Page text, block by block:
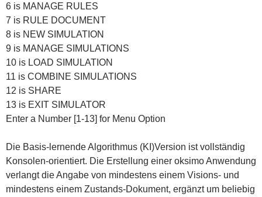
6 is MANAGE RULES
7 is RULE DOCUMENT
8 is NEW SIMULATION
9 is MANAGE SIMULATIONS
10 is LOAD SIMULATION
11 is COMBINE SIMULATIONS
12 is SHARE
13 is EXIT SIMULATOR
Enter a Number [1-13] for Menu Option
Die Basis-lernende Algorithmus (KI)Version ist vollständig
Konsolen-orientiert. Die Erstellung einer oksimo Anwendung
verlangt die Angabe von mindestens einem Visions- und
mindestens einem Zustands-Dokument, ergänzt um beliebig